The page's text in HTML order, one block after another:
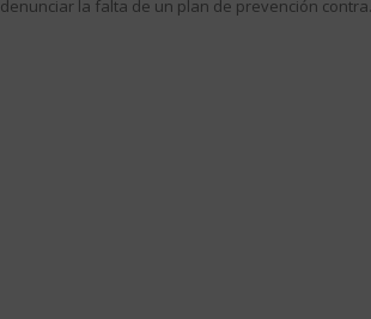
denunciar la falta de un plan de prevención